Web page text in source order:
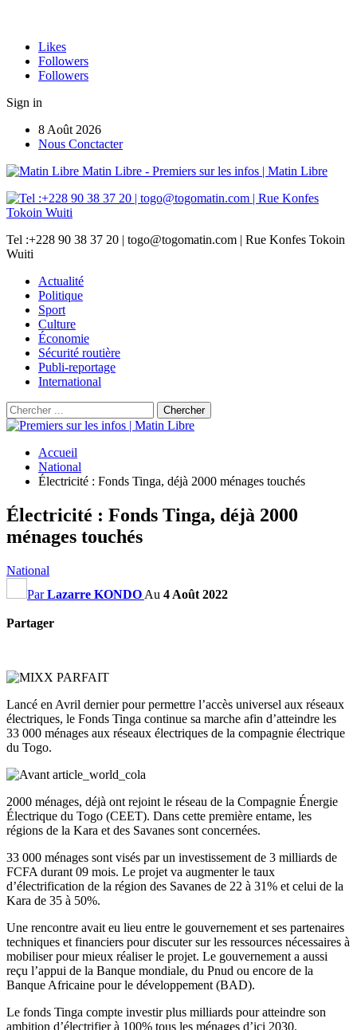
Likes
Followers
Followers
Sign in
8 Août 2026
Nous Conctacter
Matin Libre - Premiers sur les infos | Matin Libre
Tel :+228 90 38 37 20 | togo@togomatin.com | Rue Konfes Tokoin
Wuiti
Actualité
Politique
Sport
Culture
Économie
Sécurité routière
Publi-reportage
International
Accueil
National
Électricité : Fonds Tinga, déjà 2000 ménages touchés
Électricité : Fonds Tinga, déjà 2000
ménages touchés
National
ParLazarre KONDO Au 4 Août 2022
Partager
Lancé en Avril dernier pour permettre l’accès universel aux réseaux
électriques, le Fonds Tinga continue sa marche afin d’atteindre les
33 000 ménages aux réseaux électriques de la compagnie électrique
du Togo.
2000 ménages, déjà ont rejoint le réseau de la Compagnie Énergie
Électrique du Togo (CEET). Dans cette première entame, les
régions de la Kara et des Savanes sont concernées.
33 000 ménages sont visés par un investissement de 3 milliards de
FCFA durant 09 mois. Le projet va augmenter le taux
d’électrification de la région des Savanes de 22 à 31% et celui de la
Kara de 35 à 50%.
Une rencontre avait eu lieu entre le gouvernement et ses partenaires
techniques et financiers pour discuter sur les ressources nécessaires à
mobiliser pour mieux réaliser le projet. Le gouvernement a aussi
reçu l’appui de la Banque mondiale, du Pnud ou encore de la
Banque Africaine pour le développement (BAD).
Le fonds Tinga compte investir plus milliards pour atteindre son
ambition d’électrifier à 100% tous les ménages d’ici 2030.